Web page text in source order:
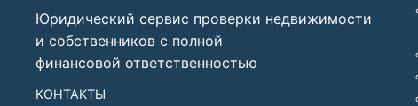
Юридический сервис проверки недвижимости
и собственников с полной
финансовой ответственностью
КОНТАКТЫ